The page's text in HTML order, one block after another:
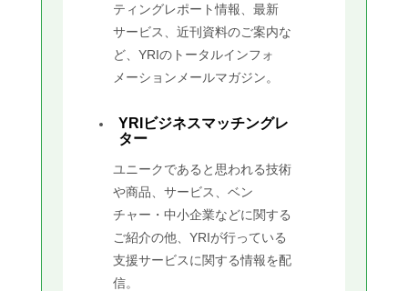
ティングレポート情報、最新
サービス、近刊資料のご案内な
ど、YRIのトータルインフォ
メーションメールマガジン。
YRIビジネスマッチングレ
ター
ユニークであると思われる技術
や商品、サービス、ベン
チャー・中小企業などに関する
ご紹介の他、YRIが行っている
支援サービスに関する情報を配
信。